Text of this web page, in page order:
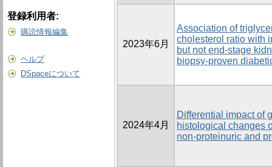
登録利用者:
購読情報編集
ヘルプ
DSpaceについて
2023年6月
Association of
cholesterol ratio with
but not end-stage
biopsy-proven
2024年4月
Differential impact of
histological changes
non-proteinuric and